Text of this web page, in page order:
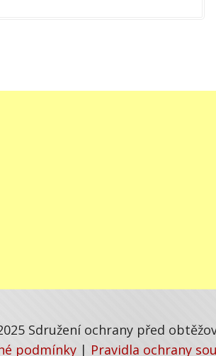
Sdružení ochrany před
podmínky | Pravidla ochrany